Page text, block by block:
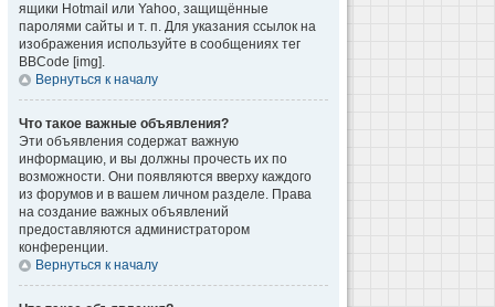
ящики Hotmail или Yahoo, защищённые
паролями сайты и т. п. Для указания ссылок на
изображения используйте в сообщениях тег
BBCode [img].
Вернуться к началу
Что такое важные объявления?
Эти объявления содержат важную
информацию, и вы должны прочесть их по
возможности. Они появляются вверху каждого
из форумов и в вашем личном разделе. Права
на создание важных объявлений
предоставляются администратором
конференции.
Вернуться к началу